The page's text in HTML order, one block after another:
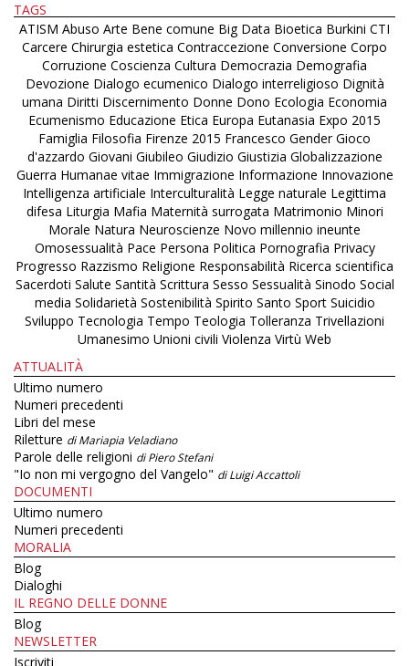
TAGS
ATISM Abuso Arte Bene comune Big Data Bioetica Burkini CTI
Carcere Chirurgia estetica Contraccezione Conversione Corpo
Corruzione Coscienza Cultura Democrazia Demografia
Devozione Dialogo ecumenico Dialogo interreligioso Dignità
umana Diritti Discernimento Donne Dono Ecologia Economia
Ecumenismo Educazione Etica Europa Eutanasia Expo 2015
Famiglia Filosofia Firenze 2015 Francesco Gender Gioco
d'azzardo Giovani Giubileo Giudizio Giustizia Globalizzazione
Guerra Humanae vitae Immigrazione Informazione Innovazione
Intelligenza artificiale Interculturalità Legge naturale Legittima
difesa Liturgia Mafia Maternità surrogata Matrimonio Minori
Morale Natura Neuroscienze Novo millennio ineunte
Omosessualità Pace Persona Politica Pornografia Privacy
Progresso Razzismo Religione Responsabilità Ricerca scientifica
Sacerdoti Salute Santità Scrittura Sesso Sessualità Sinodo Social
media Solidarietà Sostenibilità Spirito Santo Sport Suicidio
Sviluppo Tecnologia Tempo Teologia Tolleranza Trivellazioni
Umanesimo Unioni civili Violenza Virtù Web
ATTUALITÀ
Ultimo numero
Numeri precedenti
Libri del mese
Riletture di Mariapia Veladiano
Parole delle religioni di Piero Stefani
"Io non mi vergogno del Vangelo" di Luigi Accattoli
DOCUMENTI
Ultimo numero
Numeri precedenti
MORALIA
Blog
Dialoghi
IL REGNO DELLE DONNE
Blog
NEWSLETTER
Iscriviti